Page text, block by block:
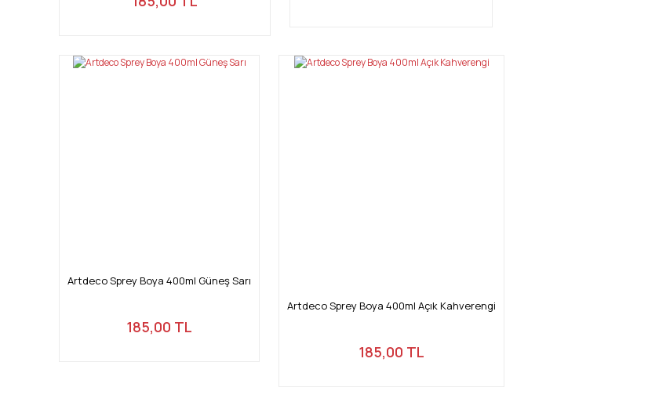
Artdeco Sprey Boya 400ml Güneş Sarı
185,00 TL
Artdeco Sprey Boya 400ml Açık Kahverengi
185,00 TL